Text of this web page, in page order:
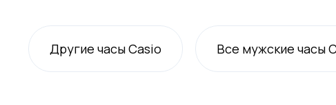
Другие часы Casio Все мужские часы